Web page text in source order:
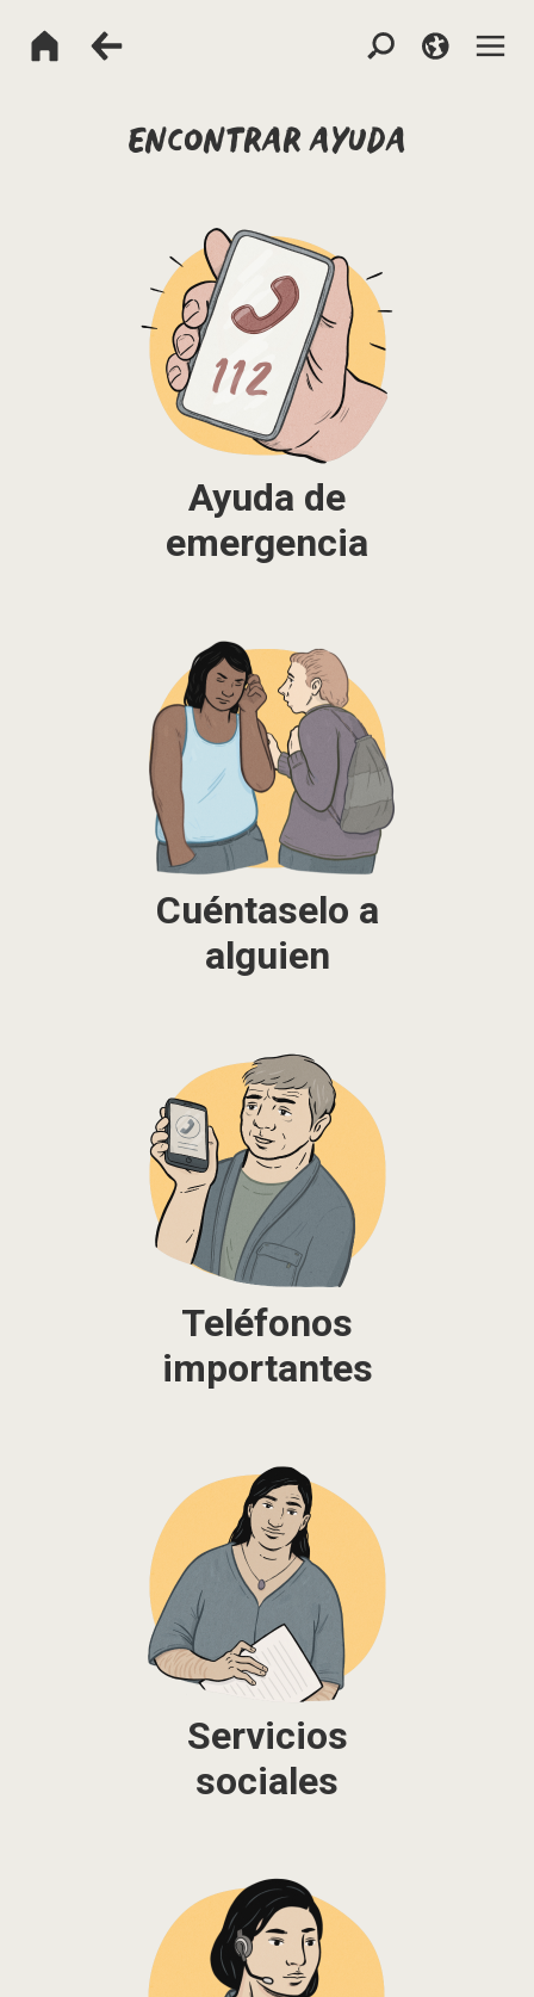
ENCONTRAR AYUDA
Ayuda de
emergencia
Cuéntaselo a
alguien
Teléfonos
importantes
Servicios
sociales